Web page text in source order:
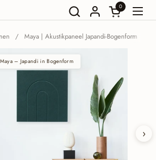
Warenkorb
0
/ Maya | Akustikpaneel Japandi-Bogenform
Maya – Japandi in Bogenform
›